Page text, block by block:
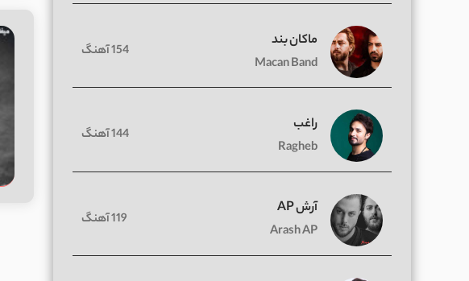
ماکان بند
Macan Band
154 آهنگ
راغب
Ragheb
144 آهنگ
آرش AP
Arash AP
119 آهنگ